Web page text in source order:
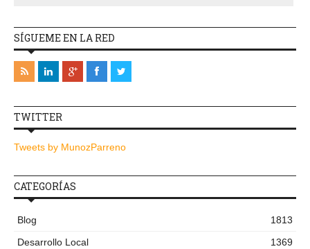
SÍGUEME EN LA RED
TWITTER
Tweets by MunozParreno
CATEGORÍAS
Blog
1813
Desarrollo Local
1369